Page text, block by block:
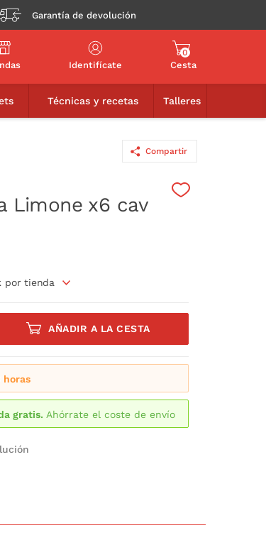
Garantía de devolución
Identifícate
0
Cesta
Técnicas y recetas Talleres
Limone x6 cav
por tienda
AÑADIR A LA CESTA
horas
gratis. Ahórrate el coste de envío
Compartir